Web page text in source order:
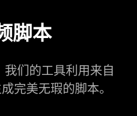
脚本
们的工具利用来自
完美无瑕的脚本。